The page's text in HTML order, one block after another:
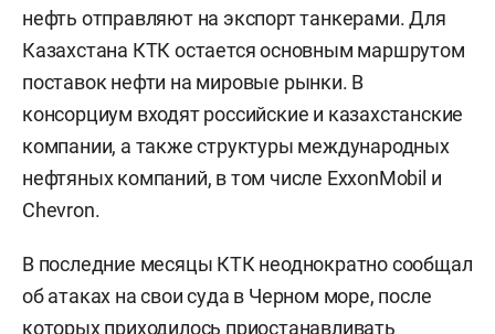
нефть отправляют на экспорт танкерами. Для
Казахстана КТК остается основным маршрутом
поставок нефти на мировые рынки. В
консорциум входят российские и казахстанские
компании, а также структуры международных
нефтяных компаний, в том числе ExxonMobil и
Chevron.
В последние месяцы КТК неоднократно сообщал
об атаках на свои суда в Черном море, после
которых приходилось приостанавливать